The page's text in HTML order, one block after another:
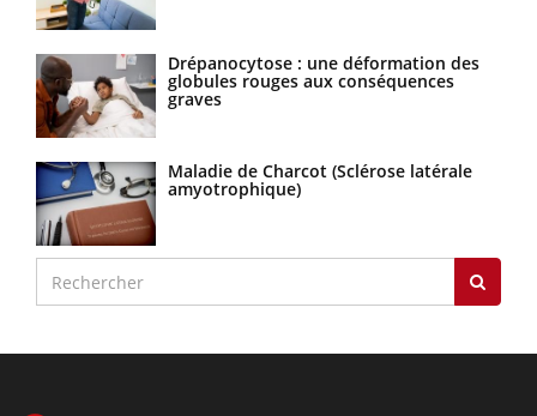
Drépanocytose : une déformation des
globules rouges aux conséquences
graves
Maladie de Charcot (Sclérose latérale
amyotrophique)